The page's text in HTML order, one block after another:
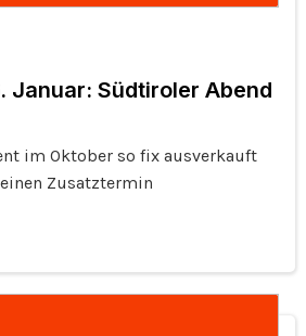
Januar: Südtiroler Abend
im Oktober so fix ausverkauft
Zusatztermin